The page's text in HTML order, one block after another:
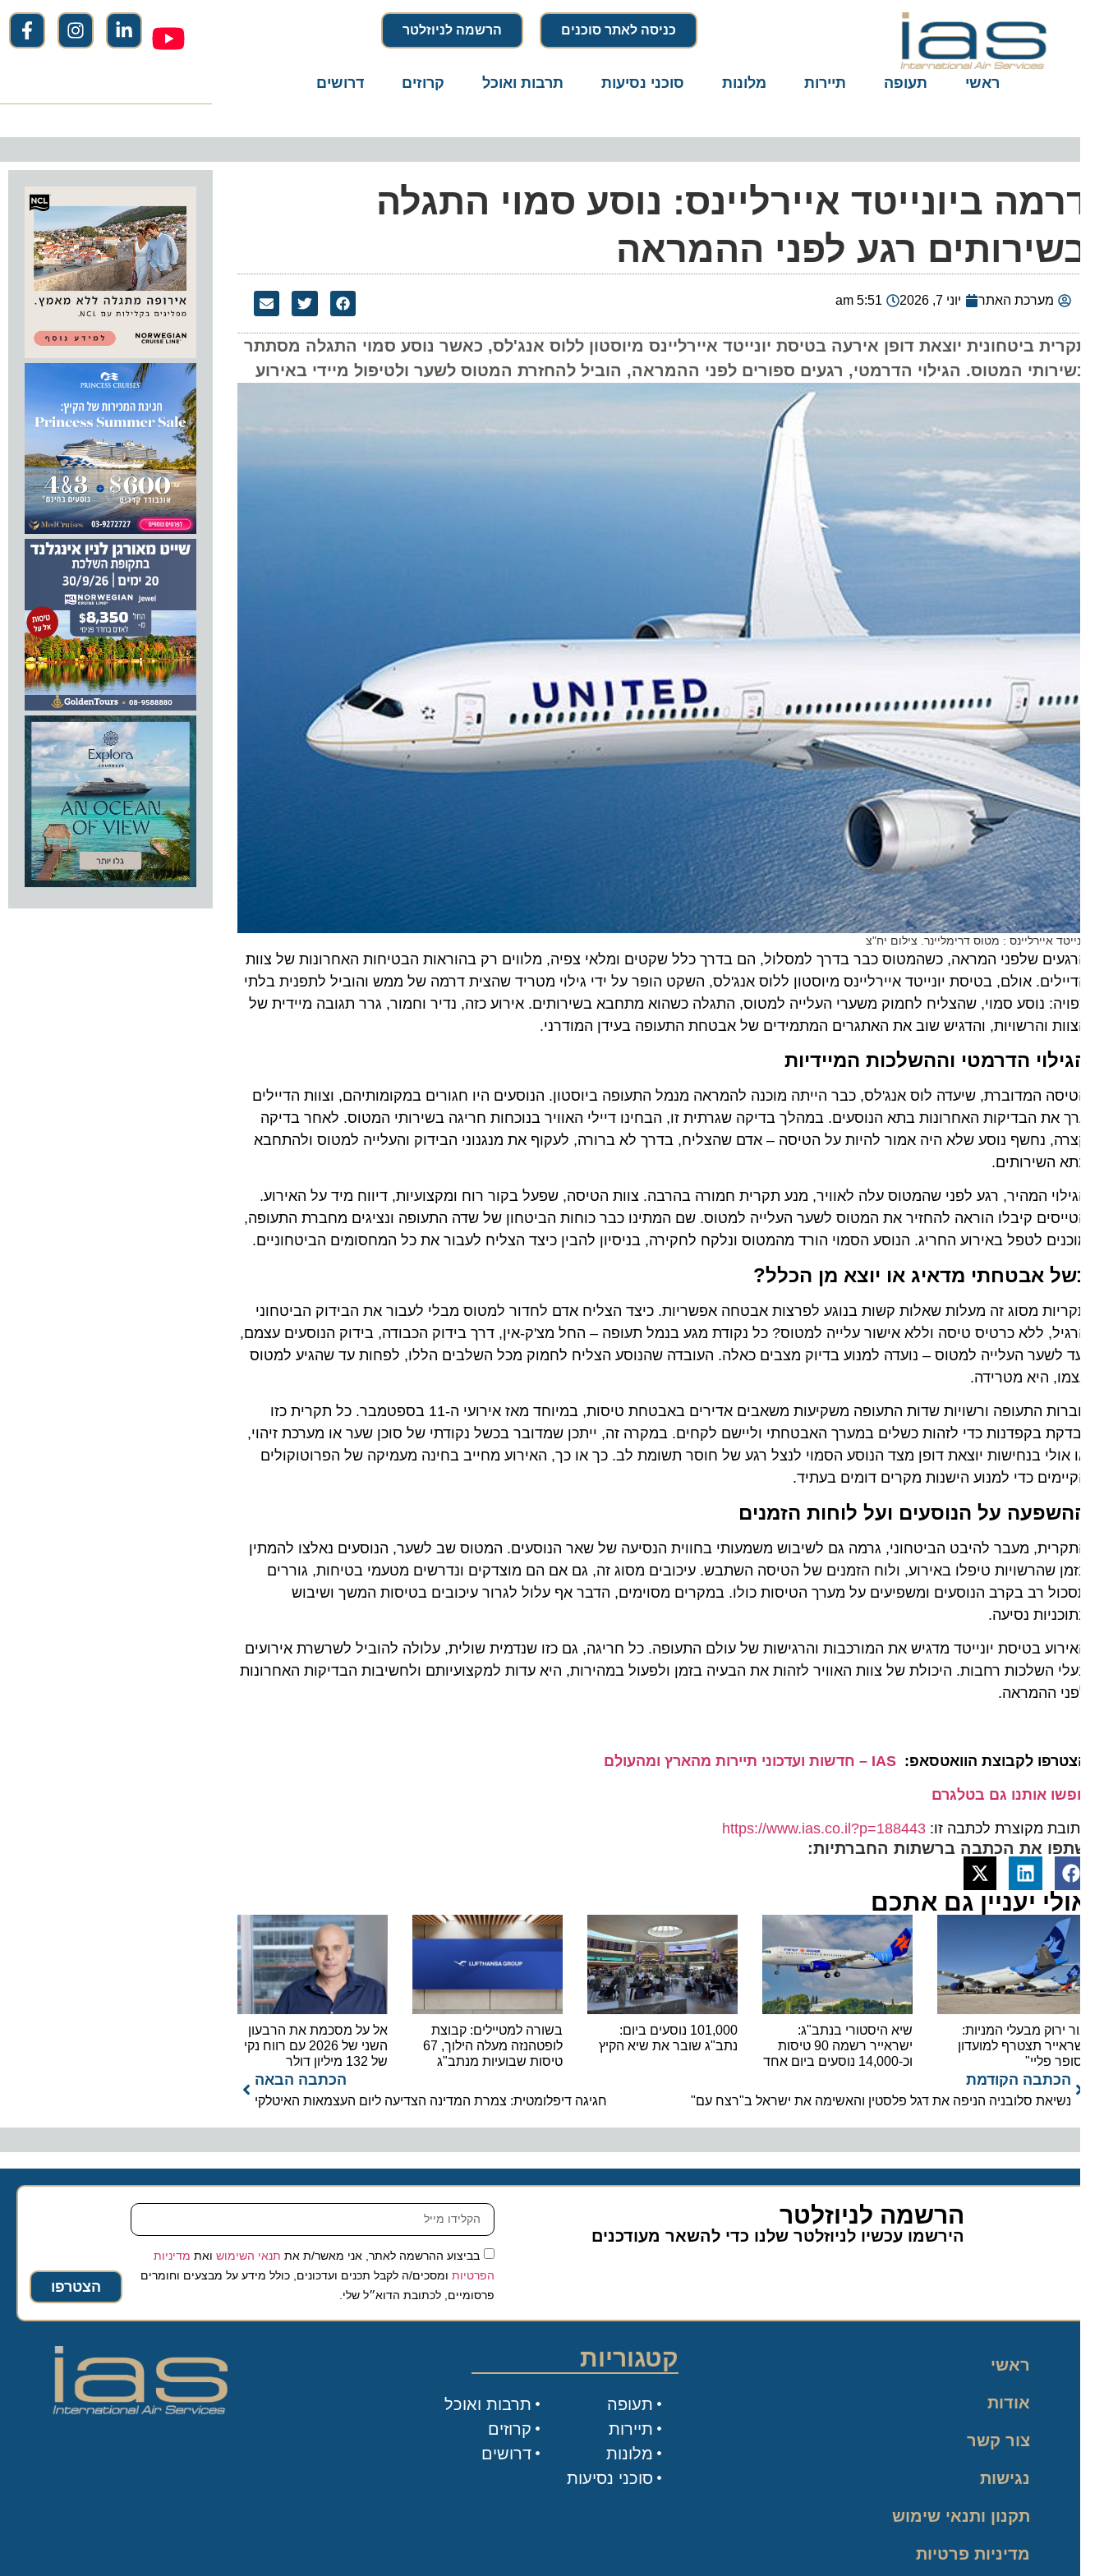
כניסה לאתר סוכנים הרשמה לניוזלטר
ראשי תעופה תיירות מלונות סוכני נסיעות תרבות ואוכל קרוזים דרושים
ביונייטד איירליינס: נוסע סמוי התגלה
רגע לפני ההמראה
מערכת האתר יוני 7, 2026 5:51 am
ביטחונית יוצאת דופן אירעה בטיסת יונייטד איירליינס מיוסטון ללוס אנג'לס, כאשר נוסע סמוי התגלה מסתתר
המטוס. הגילוי הדרמטי, רגעים ספורים לפני ההמראה, הוביל להחזרת המטוס לשער ולטיפול מיידי באירוע
איירליינס : מטוס דרימליינר. צילום יח"צ
שלפני המראה, כשהמטוס כבר בדרך למסלול, הם בדרך כלל שקטים ומלאי צפיה, מלווים רק בהוראות הבטיחות האחרונות של צוות
אולם, בטיסת יונייטד איירליינס מיוסטון ללוס אנג'לס, השקט הופר על ידי גילוי מטריד שהצית דרמה של ממש והוביל לתפנית בלתי
נוסע סמוי, שהצליח לחמוק משערי העלייה למטוס, התגלה כשהוא מתחבא בשירותים. אירוע כזה, נדיר וחמור, גרר תגובה מיידית של
והרשויות, והדגיש שוב את האתגרים המתמידים של אבטחת התעופה בעידן המודרני.
הדרמטי וההשלכות המיידיות
המדוברת, שיעדה לוס אנג'לס, כבר הייתה מוכנה להמראה מנמל התעופה ביוסטון. הנוסעים היו חגורים במקומותיהם, וצוות הדיילים
את הבדיקות האחרונות בתא הנוסעים. במהלך בדיקה שגרתית זו, הבחינו דיילי האוויר בנוכחות חריגה בשירותי המטוס. לאחר בדיקה
נחשף נוסע שלא היה אמור להיות על הטיסה – אדם שהצליח, בדרך לא ברורה, לעקוף את מנגנוני הבידוק והעלייה למטוס ולהתחבא
השירותים.
המהיר, רגע לפני שהמטוס עלה לאוויר, מנע תקרית חמורה בהרבה. צוות הטיסה, שפעל בקור רוח ומקצועיות, דיווח מיד על האירוע.
קיבלו הוראה להחזיר את המטוס לשער העלייה למטוס. שם המתינו כבר כוחות הביטחון של שדה התעופה ונציגים מחברת התעופה,
לטפל באירוע החריג. הנוסע הסמוי הורד מהמטוס ונלקח לחקירה, בניסיון להבין כיצד הצליח לעבור את כל המחסומים הביטחוניים.
אבטחתי מדאיג או יוצא מן הכלל?
מסוג זה מעלות שאלות קשות בנוגע לפרצות אבטחה אפשריות. כיצד הצליח אדם לחדור למטוס מבלי לעבור את הבידוק הביטחוני
ללא כרטיס טיסה וללא אישור עלייה למטוס? כל נקודת מגע בנמל תעופה – החל מצ'ק-אין, דרך בידוק הכבודה, בידוק הנוסעים עצמם,
לשער העלייה למטוס – נועדה למנוע בדיוק מצבים כאלה. העובדה שהנוסע הצליח לחמוק מכל השלבים הללו, לפחות עד שהגיע למטוס
היא מטרידה.
חברות התעופה ורשויות שדות התעופה משקיעות משאבים אדירים באבטחת טיסות, במיוחד מאז אירועי ה-11 בספטמבר. כל תקרית כזו
בקפדנות כדי לזהות כשלים במערך האבטחתי וליישם לקחים. במקרה זה, ייתכן שמדובר בכשל נקודתי של סוכן שער או מערכת זיהוי,
אולי בנחישות יוצאת דופן מצד הנוסע הסמוי לנצל רגע של חוסר תשומת לב. כך או כך, האירוע מחייב בחינה מעמיקה של הפרוטוקולים
כדי למנוע הישנות מקרים דומים בעתיד.
על הנוסעים ועל לוחות הזמנים
מעבר להיבט הביטחוני, גרמה גם לשיבוש משמעותי בחווית הנסיעה של שאר הנוסעים. המטוס שב לשער, הנוסעים נאלצו להמתין
שהרשויות טיפלו באירוע, ולוח הזמנים של הטיסה השתבש. עיכובים מסוג זה, גם אם הם מוצדקים ונדרשים מטעמי בטיחות, גוררים
רב בקרב הנוסעים ומשפיעים על מערך הטיסות כולו. במקרים מסוימים, הדבר אף עלול לגרור עיכובים בטיסות המשך ושיבוש
נסיעה.
בטיסת יונייטד מדגיש את המורכבות והרגישות של עולם התעופה. כל חריגה, גם כזו שנדמית שולית, עלולה להוביל לשרשרת אירועים
השלכות רחבות. היכולת של צוות האוויר לזהות את הבעיה בזמן ולפעול במהירות, היא עדות למקצועיותם ולחשיבות הבדיקות האחרונות
ההמראה.
לקבוצת הוואטסאפ: IAS – חדשות ועדכוני תיירות מהארץ ומהעולם
אותנו גם בטלגרם
מקוצרת לכתבה זו:https://www.ias.co.il?p=188443
את הכתבה ברשתות החברתיות:
יעניין גם אתכם
ירוק מבעלי המניות:
תצטרף למועדון
פליי"
שיא היסטורי בנתב"ג:
ישראייר רשמה 90 טיסות
101,000 נוסעים ביום:
נתב"ג שובר את שיא הקיץ
בשורה למטיילים: קבוצת
לופטהנזה מעלה הילוך, 67
טיסות שבועיות מנתב"ג
אל על מסכמת את הרבעון
השני של 2026 עם רווח נקי
הכתבה הקודמת
נשיאת סלובניה הניפה את דגל פלסטין והאשימה את ישראל ב"רצח עם"
הכתבה הבאה
חגיגה דיפלומטית: צמרת המדינה הצדיעה ליום העצמאות האיטלקי
הרשמה לניוזלטר
הירשמו עכשיו לניוזלטר שלנו כדי להשאר מעודכנים
בביצוע ההרשמה לאתר, אני מאשר/ת אתתנאי השימושואת מדיניות
הפרטיותומסכים/ה לקבל תכנים ועדכונים, כולל מידע על מבצעים וחומרים
פרסומיים, לכתובת הדוא״ל שלי.
הצטרפו
ראשי
אודות
צור קשר
נגישות
תקנון ותנאי שימוש
מדיניות פרטיות
קטגוריות
תעופה
תיירות
מלונות
סוכני נסיעות
תרבות ואוכל
קרוזים
דרושים